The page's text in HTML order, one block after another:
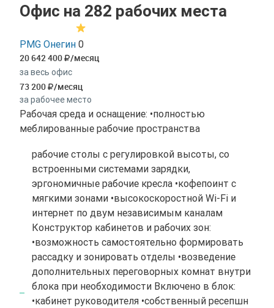
Офис на 282 рабочих места
PMG Онегин 0
20 642 400 /месяц
за весь офис
73 200 /месяц
за рабочее место
Рабочая среда и оснащение: •полностью
меблированные рабочие пространства
рабочие столы с регулировкой высоты, со
встроенными системами зарядки,
эргономичные рабочие кресла •кофепоинт с
мягкими зонами •высокоскоростной Wi-Fi и
интернет по двум независимым каналам
Конструктор кабинетов и рабочих зон:
•возможность самостоятельно формировать
рассадку и зонировать отделы •возведение
дополнительных переговорных комнат внутри
блока при необходимости Включено в блок:
•кабинет руководителя •собственный ресепшн